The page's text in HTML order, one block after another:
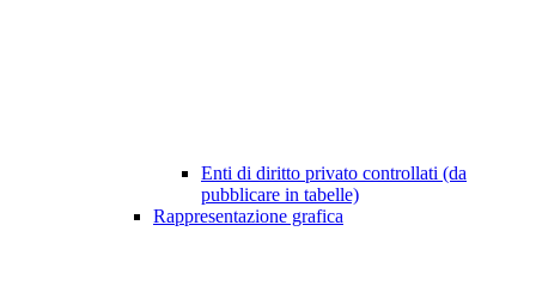
Enti di diritto privato controllati (da
pubblicare in tabelle)
Rappresentazione grafica